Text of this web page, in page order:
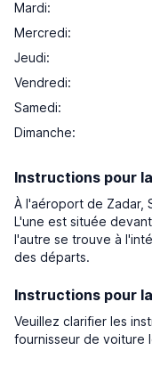
Mardi:
Mercredi:
Jeudi:
Vendredi:
Samedi:
Dimanche:
Instructions pour
À l'aéroport de Zadar,
L'une est située
l'autre se trouve à
des départs.
Instructions pour
Veuillez clarifier les
fournisseur de voiture